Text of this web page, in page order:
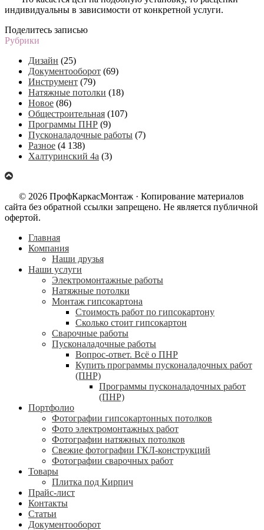
индивидуальны в зависимости от конкретной услуги.
Поделитесь записью
Рубрики
Дизайн (25)
Документооборот (69)
Инструмент (79)
Натяжные потолки (18)
Новое (86)
Общестроительная (107)
Программы ПНР (9)
Пусконаладочные работы (7)
Разное (4 138)
Халтуринский 4а (3)
© 2026 ПрофКаркасМонтаж · Копирование материалов
сайта без обратной ссылки запрещено. Не является публичной
офертой.
Главная
Компания
Наши друзья
Наши услуги
Электромонтажные работы
Натяжные потолки
Монтаж гипсокартона
Стоимость работ по гипсокартону
Сколько стоит гипсокартон
Сварочные работы
Пусконаладочные работы
Вопрос-ответ. Всё о ПНР
Купить программы пусконаладочных работ
(ПНР)
Программы пусконаладочных работ
(ПНР)
Портфолио
Фотографии гипсокартонных потолков
Фото электромонтажных работ
Фотографии натяжных потолков
Свежие фотографии ГКЛ-конструкций
Фотографии сварочных работ
Товары
Плитка под Кирпич
Прайс-лист
Контакты
Статьи
Документооборот